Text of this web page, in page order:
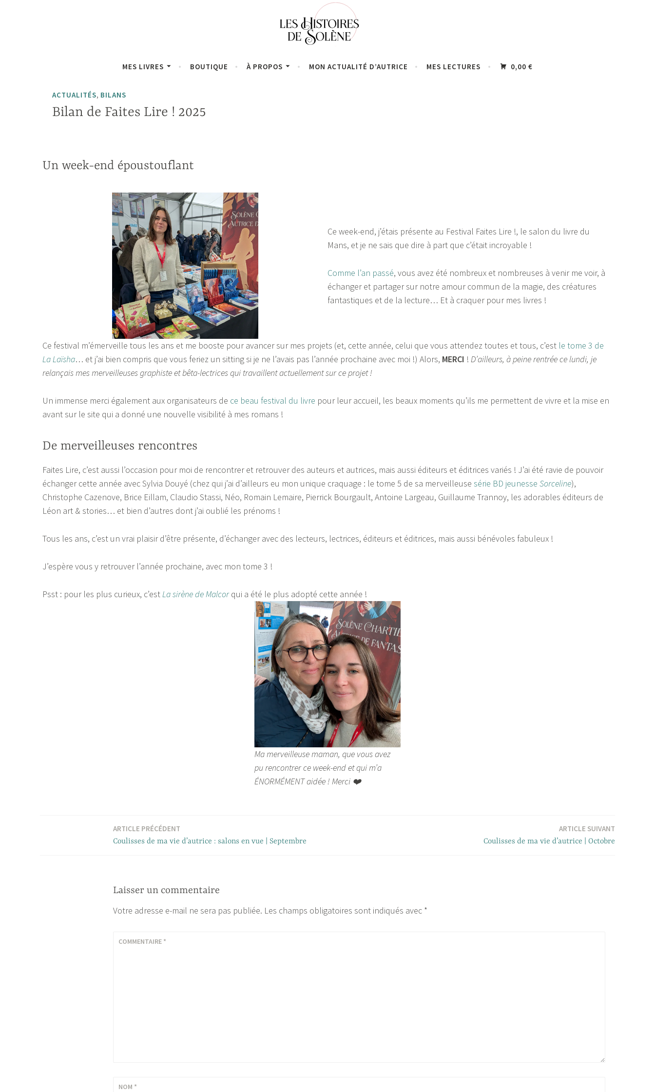
MES LIVRES BOUTIQUE À PROPOS MON ACTUALITÉ D’AUTRICE MES LECTURES 0,00 €
ACTUALITÉS, BILANS
Bilan de Faites Lire ! 2025
Un week-end époustouflant
Ce week-end, j’étais présente au Festival Faites Lire !, le salon du livre du
Mans, et je ne sais que dire à part que c’était incroyable !
Comme l’an passé, vous avez été nombreux et nombreuses à venir me voir, à
échanger et partager sur notre amour commun de la magie, des créatures
fantastiques et de la lecture… Et à craquer pour mes livres !
Ce festival m’émerveille tous les ans et me booste pour avancer sur mes projets (et, cette année, celui que vous attendez toutes et tous, c’est le tome 3 de
La Laïsha… et j’ai bien compris que vous feriez un sitting si je ne l’avais pas l’année prochaine avec moi !) Alors, MERCI ! D’ailleurs, à peine rentrée ce lundi, je
relançais mes merveilleuses graphiste et bêta-lectrices qui travaillent actuellement sur ce projet !
Un immense merci également aux organisateurs de ce beau festival du livre pour leur accueil, les beaux moments qu’ils me permettent de vivre et la mise en
avant sur le site qui a donné une nouvelle visibilité à mes romans !
De merveilleuses rencontres
Faites Lire, c’est aussi l’occasion pour moi de rencontrer et retrouver des auteurs et autrices, mais aussi éditeurs et éditrices variés ! J’ai été ravie de pouvoir
échanger cette année avec Sylvia Douyé (chez qui j’ai d’ailleurs eu mon unique craquage : le tome 5 de sa merveilleuse série BD jeunesse Sorceline),
Christophe Cazenove, Brice Eillam, Claudio Stassi, Néo, Romain Lemaire, Pierrick Bourgault, Antoine Largeau, Guillaume Trannoy, les adorables éditeurs de
Léon art & stories… et bien d’autres dont j’ai oublié les prénoms !
Tous les ans, c’est un vrai plaisir d’être présente, d’échanger avec des lecteurs, lectrices, éditeurs et éditrices, mais aussi bénévoles fabuleux !
J’espère vous y retrouver l’année prochaine, avec mon tome 3 !
Psst : pour les plus curieux, c’estLa sirène de Malcorqui a été le plus adopté cette année !
Ma merveilleuse maman, que vous avez
pu rencontrer ce week-end et qui m’a
ÉNORMÉMENT aidée ! Merci ❤️
ARTICLE PRÉCÉDENT
Coulisses de ma vie d’autrice : salons en vue | Septembre
ARTICLE SUIVANT
Coulisses de ma vie d’autrice | Octobre
Laisser un commentaire
Votre adresse e-mail ne sera pas publiée. Les champs obligatoires sont indiqués avec *
COMMENTAIRE *
NOM *